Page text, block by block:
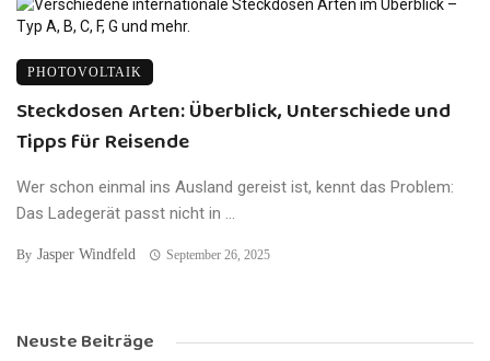
PHOTOVOLTAIK
Steckdosen Arten: Überblick, Unterschiede und
Tipps für Reisende
Wer schon einmal ins Ausland gereist ist, kennt das Problem:
Das Ladegerät passt nicht in ...
By Jasper Windfeld September 26, 2025
Neuste Beiträge